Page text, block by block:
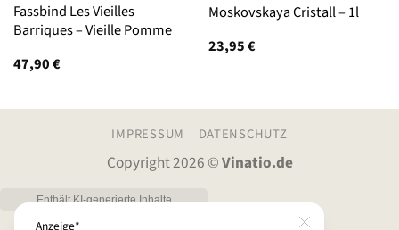
Fassbind Les Vieilles
Barriques – Vieille Pomme
47,90€
Moskovskaya Cristall – 1l
23,95€
IMPRESSUM DATENSCHUTZ
Copyright 2026 ©Vinatio.de
Anzeige*